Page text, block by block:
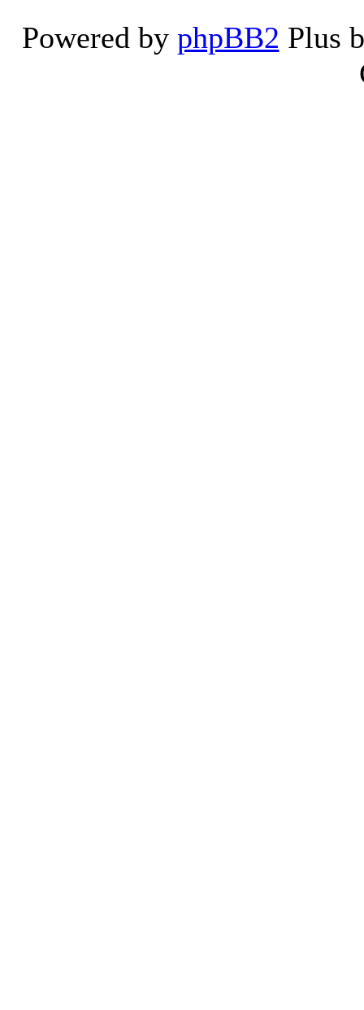
Powered by phpBB2 Plus